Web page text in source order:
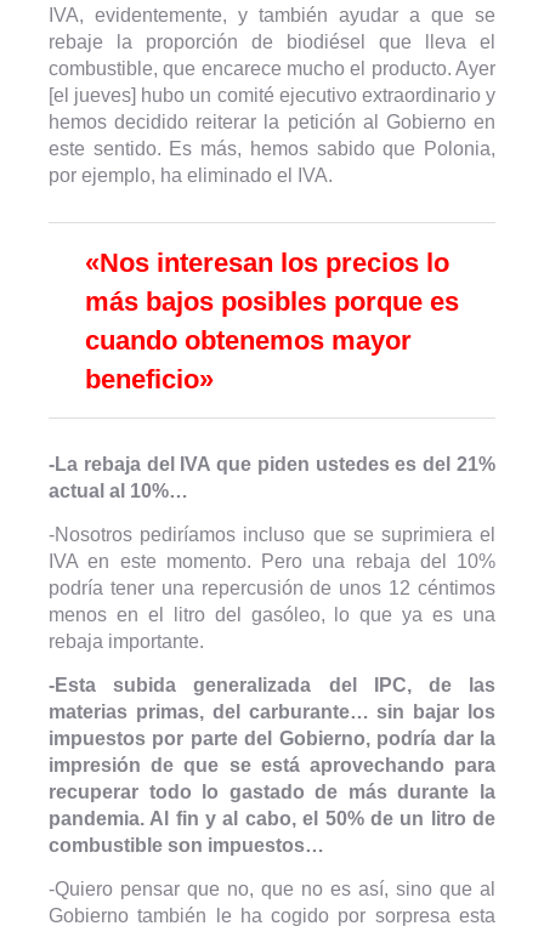
IVA, evidentemente, y también ayudar a que se
rebaje la proporción de biodiésel que lleva el
combustible, que encarece mucho el producto. Ayer
[el jueves] hubo un comité ejecutivo extraordinario y
hemos decidido reiterar la petición al Gobierno en
este sentido. Es más, hemos sabido que Polonia,
por ejemplo, ha eliminado el IVA.
«Nos interesan los precios lo
más bajos posibles porque es
cuando obtenemos mayor
beneficio»
-La rebaja del IVA que piden ustedes es del 21%
actual al 10%…
-Nosotros pediríamos incluso que se suprimiera el
IVA en este momento. Pero una rebaja del 10%
podría tener una repercusión de unos 12 céntimos
menos en el litro del gasóleo, lo que ya es una
rebaja importante.
-Esta subida generalizada del IPC, de las
materias primas, del carburante… sin bajar los
impuestos por parte del Gobierno, podría dar la
impresión de que se está aprovechando para
recuperar todo lo gastado de más durante la
pandemia. Al fin y al cabo, el 50% de un litro de
combustible son impuestos…
-Quiero pensar que no, que no es así, sino que al
Gobierno también le ha cogido por sorpresa esta